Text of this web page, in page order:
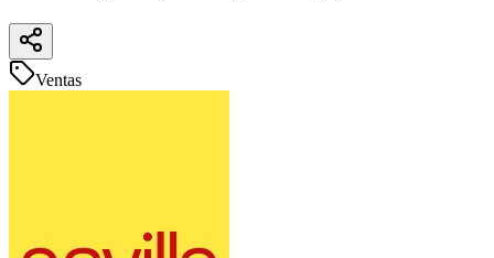
Ventas